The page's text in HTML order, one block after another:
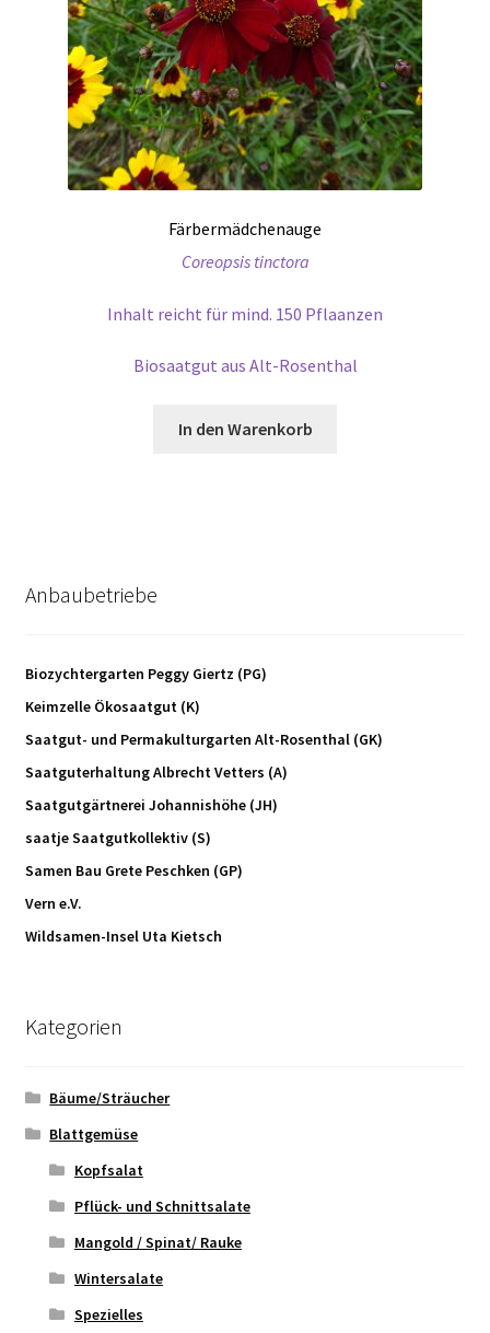
Färbermädchenauge
Coreopsis tinctora
Inhalt reicht für mind. 150 Pflaanzen
Biosaatgut aus Alt-Rosenthal
In den Warenkorb
Anbaubetriebe
Biozychtergarten Peggy Giertz (PG)
Keimzelle Ökosaatgut (K)
Saatgut- und Permakulturgarten Alt-Rosenthal (GK)
Saatguterhaltung Albrecht Vetters (A)
Saatgutgärtnerei Johannishöhe (JH)
saatje Saatgutkollektiv (S)
Samen Bau Grete Peschken (GP)
Vern e.V.
Wildsamen-Insel Uta Kietsch
Kategorien
Bäume/Sträucher
Blattgemüse
Kopfsalat
Pflück- und Schnittsalate
Mangold / Spinat/ Rauke
Wintersalate
Spezielles